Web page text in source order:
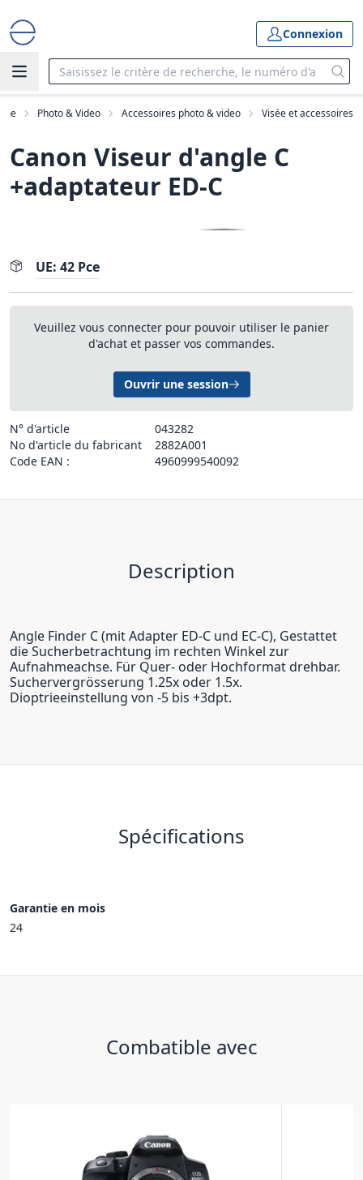
Connexion
Photo & Video Accessoires photo & video Visée et accessoires
Canon Viseur d'angle C
+adaptateur ED-C
UE: 42 Pce
Veuillez vous connecter pour pouvoir utiliser le panier
d'achat et passer vos commandes.
Ouvrir une session
N° d'article
043282
No d'article du fabricant
2882A001
Code EAN :
4960999540092
Description
Angle Finder C (mit Adapter ED-C und EC-C), Gestattet
die Sucherbetrachtung im rechten Winkel zur
Aufnahmeachse. Für Quer- oder Hochformat drehbar.
Suchervergrösserung 1.25x oder 1.5x.
Dioptrieeinstellung von -5 bis +3dpt.
Spécifications
Garantie en mois
24
Combatible avec